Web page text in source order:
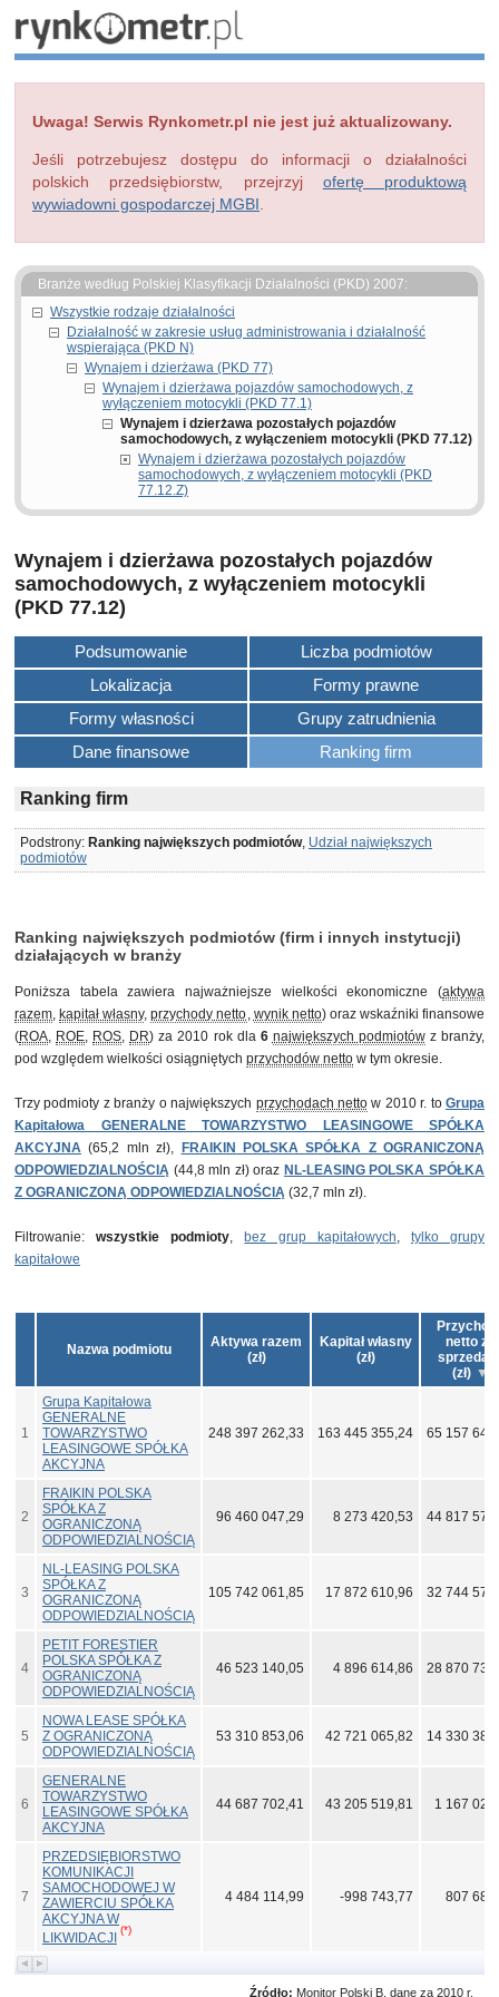
Uwaga! Serwis Rynkometr.pl nie jest już aktualizowany.
Jeśli potrzebujesz dostępu do informacji o działalności
polskich przedsiębiorstw, przejrzyj ofertę produktową
wywiadowni gospodarczej MGBI
Branże według Polskiej Klasyfikacji Działalności (PKD) 2007:
Wszystkie rodzaje działalności
Działalność w zakresie usług administrowania i działalność
wspierająca (PKD N)
Wynajem i dzierżawa (PKD 77)
Wynajem i dzierżawa pojazdów samochodowych, z
wyłączeniem motocykli (PKD 77.1)
Wynajem i dzierżawa pozostałych pojazdów
samochodowych, z wyłączeniem motocykli (PKD 77.12)
Wynajem i dzierżawa pozostałych pojazdów
samochodowych, z wyłączeniem motocykli (PKD
77.12.Z)
Wynajem i dzierżawa pozostałych pojazdów
samochodowych, z wyłączeniem motocykli
(PKD 77.12)
Podsumowanie
Liczba podmiotów
Lokalizacja
Formy prawne
Formy własności
Grupy zatrudnienia
Dane finansowe
Ranking firm
Ranking firm
Podstrony: Ranking największych podmiotów, Udział największych
podmiotów
Ranking największych podmiotów (firm i innych instytucji)
działających w branży
Poniższa tabela zawiera najważniejsze wielkości ekonomiczne (aktywa
razem, kapitał własny,przychody netto, wynik netto) oraz wskaźniki finansowe
(ROA, ROE, ROS, DR) za 2010 rok dla 6 największych podmiotówz branży,
pod względem wielkości osiągniętych przychodów netto w tym okresie.
Trzy podmioty z branży o największych przychodach nettow 2010 r. toGrupa
Kapitałowa GENERALNE TOWARZYSTWO LEASINGOWE SPÓŁKA
AKCYJNA (65,2 mln zł),
FRAIKIN POLSKA SPÓŁKA Z OGRANICZONĄ
ODPOWIEDZIALNOŚCIĄ (44,8 mln zł) oraz NL-LEASING POLSKA SPÓŁKA
Z OGRANICZONĄ ODPOWIEDZIALNOŚCIĄ (32,7 mln zł).
Filtrowanie:wszystkie podmioty, bez grup kapitałowych, tylko grupy
kapitałowe
Nazwa podmiotu
Aktywa razem
(zł)
Kapitał własny
(zł)
netto ze
(zł)
1
Grupa Kapitałowa
GENERALNE
TOWARZYSTWO
LEASINGOWE SPÓŁKA
AKCYJNA
248 397 262,33 163 445 355,24 65 157
2
FRAIKIN POLSKA
SPÓŁKA Z
OGRANICZONĄ
ODPOWIEDZIALNOŚCIĄ
96 460 047,29 8 273 420,53 44 817
3
NL-LEASING POLSKA
SPÓŁKA Z
OGRANICZONĄ
ODPOWIEDZIALNOŚCIĄ
105 742 061,85 17 872 610,96 32 744
4
PETIT FORESTIER
POLSKA SPÓŁKA Z
OGRANICZONĄ
ODPOWIEDZIALNOŚCIĄ
46 523 140,05 4 896 614,86 28 870
5
NOWA LEASE SPÓŁKA
Z OGRANICZONĄ
ODPOWIEDZIALNOŚCIĄ
53 310 853,06 42 721 065,82 14 330
6
GENERALNE
TOWARZYSTWO
LEASINGOWE SPÓŁKA
AKCYJNA
44 687 702,41 43 205 519,81 1 167
7
PRZEDSIĘBIORSTWO
KOMUNIKACJI
SAMOCHODOWEJ W
ZAWIERCIU SPÓŁKA
AKCYJNA W
LIKWIDACJI
(*)
4 484 114,99 -998 743,77 807
Źródło: Monitor Polski B, dane za 2010 r.